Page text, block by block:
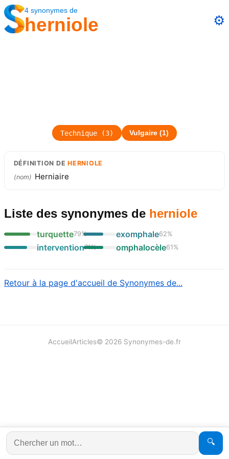
4synonymes de
herniole ⚙️
Technique(3) Vulgaire (1)
DÉFINITION DEHERNIOLE
(nom) Herniaire
Liste des synonymes de herniole
turquette79%
intervention71%
exomphale62%
omphalocèle61 %
Retour à la page d'accueil de Synonymes de...
🔍
AccueilArticles© 2026 Synonymes-de.fr